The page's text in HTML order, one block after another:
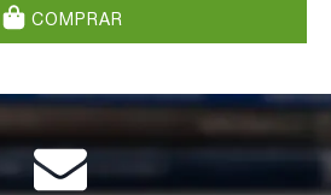
COMPRAR